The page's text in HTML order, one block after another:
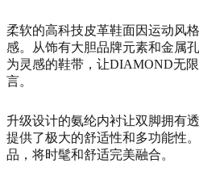
柔软的高科技皮革鞋面因运动风
感。从饰有大胆品牌元素和金属
为灵感的鞋带，让DIAMOND无
言。
升级设计的氨纶内衬让双脚拥有
提供了极大的舒适性和多功能性
品，将时髦和舒适完美融合。